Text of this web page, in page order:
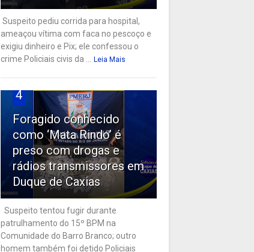
Suspeito pediu corrida para hospital,
ameaçou vítima com faca no pescoço e
exigiu dinheiro e Pix; ele confessou o
crime Policiais civis da ...
Leia Mais
4
Foragido conhecido
como ‘Mata Rindo’ é
preso com drogas e
rádios transmissores em
Duque de Caxias
Suspeito tentou fugir durante
patrulhamento do 15º BPM na
Comunidade do Barro Branco; outro
homem também foi detido Policiais